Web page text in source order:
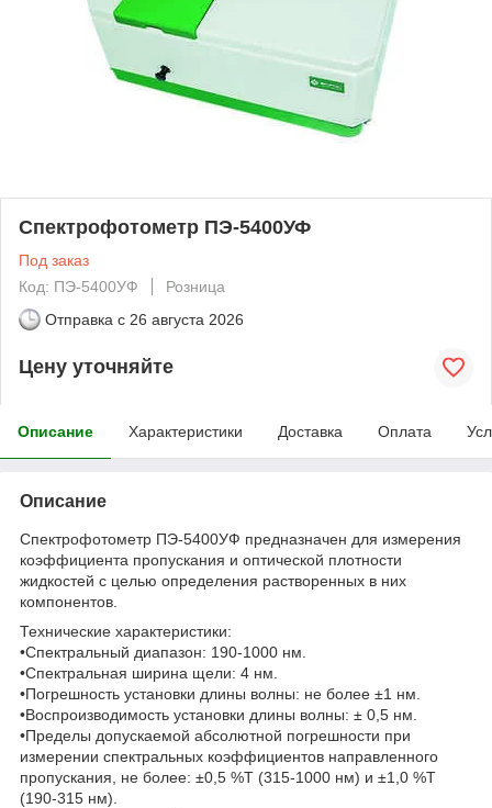
Спектрофотометр ПЭ-5400УФ
Под заказ
Код: ПЭ-5400УФ
Розница
Отправка с 26 августа 2026
Цену уточняйте
Описание Характеристики Доставка Оплата
Описание
Спектрофотометр ПЭ-5400УФ предназначен для измерения
коэффициента пропускания и оптической плотности
жидкостей с целью определения растворенных в них
компонентов.
Технические характеристики:
•Спектральный диапазон: 190-1000 нм.
•Спектральная ширина щели: 4 нм.
•Погрешность установки длины волны: не более ±1 нм.
•Воспроизводимость установки длины волны: ± 0,5 нм.
•Пределы допускаемой абсолютной погрешности при
измерении спектральных коэффициентов направленного
пропускания, не более: ±0,5 %Т (315-1000 нм) и ±1,0 %Т
(190-315 нм).